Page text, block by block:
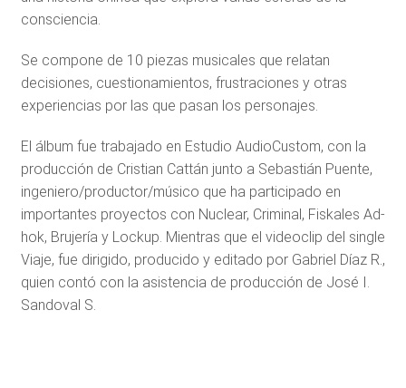
consciencia.
Se compone de 10 piezas musicales que relatan
decisiones, cuestionamientos, frustraciones y otras
experiencias por las que pasan los personajes.
El álbum fue trabajado en Estudio AudioCustom, con la
producción de Cristian Cattán junto a Sebastián Puente,
ingeniero/productor/músico que ha participado en
importantes proyectos con Nuclear, Criminal, Fiskales Ad-
hok, Brujería y Lockup. Mientras que el videoclip del single
Viaje, fue dirigido, producido y editado por Gabriel Díaz R.,
quien contó con la asistencia de producción de José I.
Sandoval S.